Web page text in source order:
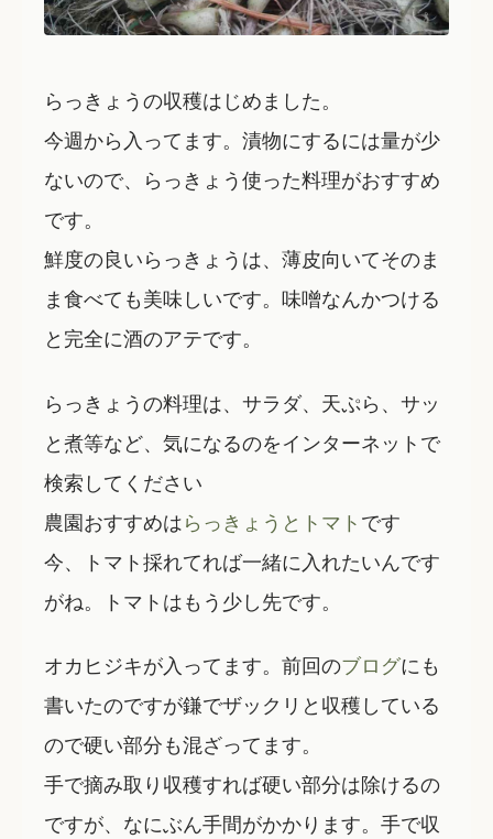
らっきょうの収穫はじめました。
今週から入ってます。漬物にするには量が少
ないので、らっきょう使った料理がおすすめ
です。
鮮度の良いらっきょうは、薄皮向いてそのま
ま食べても美味しいです。味噌なんかつける
と完全に酒のアテです。
らっきょうの料理は、サラダ、天ぷら、サッ
と煮等など、気になるのをインターネットで
検索してください
農園おすすめはらっきょうとトマトです
今、トマト採れてれば一緒に入れたいんです
がね。トマトはもう少し先です。
オカヒジキが入ってます。前回のブログにも
書いたのですが鎌でザックリと収穫している
ので硬い部分も混ざってます。
手で摘み取り収穫すれば硬い部分は除けるの
ですが、なにぶん手間がかかります。手で収